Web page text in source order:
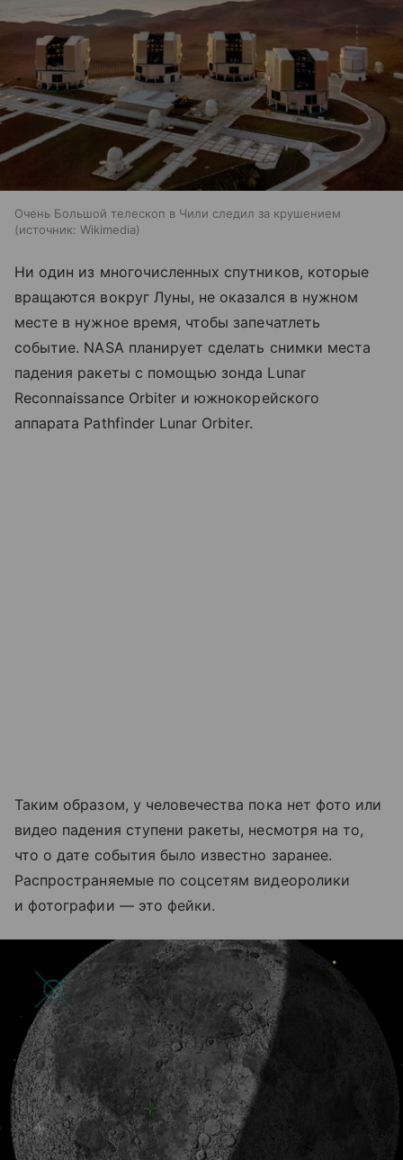
Очень Большой телескоп в Чили следил за крушением
источник: Wikimedia
Ни один из многочисленных спутников, которые
вращаются вокруг Луны, не оказался в нужном
месте в нужное время, чтобы запечатлеть
событие. NASA планирует сделать снимки места
падения ракеты с помощью зонда Lunar
Reconnaissance Orbiter и южнокорейского
аппарата Pathfinder Lunar Orbiter.
Таким образом, у человечества пока нет фото или
видео падения ступени ракеты, несмотря на то,
что о дате события было известно заранее.
Распространяемые по соцсетям видеоролики
и фотографии — это фейки.